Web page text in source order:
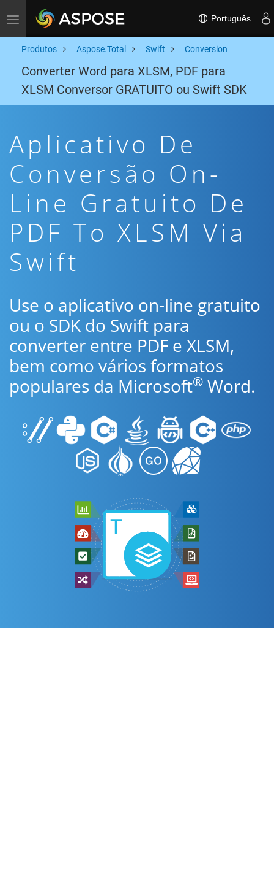
Toggle navigation Português
Produtos Aspose.Total Swift Conversion
Converter Word para XLSM, PDF para
XLSM Conversor GRATUITO ou Swift SDK
Aplicativo De
Conversão On-
Line Gratuito De
PDF To XLSM Via
Swift
Use o aplicativo on-line gratuito
ou o SDK do Swift para
converter entre PDF e XLSM,
bem como vários formatos
populares da Microsoft® Word.